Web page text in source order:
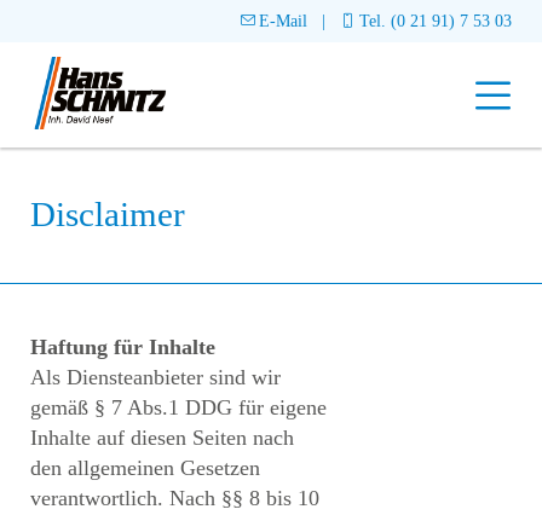
E-Mail | Tel. (0 21 91) 7 53 03
LEISTUNGEN
Malerwerkstätte
Wärmedämmung
Dachausbau
Montagedecken, Deckenabhängungen & Vorsatzschalung
Trockenestrich
Bodenbeläge
SERVICE
Schadensservice
REFERENZEN
KONTAKT
Disclaimer
Haftung für Inhalte
Als Diensteanbieter sind wir
gemäß § 7 Abs.1 DDG für eigene
Inhalte auf diesen Seiten nach
den allgemeinen Gesetzen
verantwortlich. Nach §§ 8 bis 10